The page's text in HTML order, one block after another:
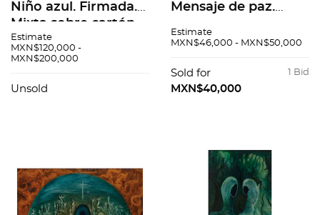
Niño azul. Firmada.
Mixta sobre cartón.
75 x 58.5 cm. Con
certificado
Estimate
MXN$120,000 -
MXN$200,000
Unsold
Mensaje de paz.
82. Óleo sobre
cm. Con
documentos.
Estimate
MXN$46,000 - MXN$50,000
1 Bid
Sold for
MXN$40,000